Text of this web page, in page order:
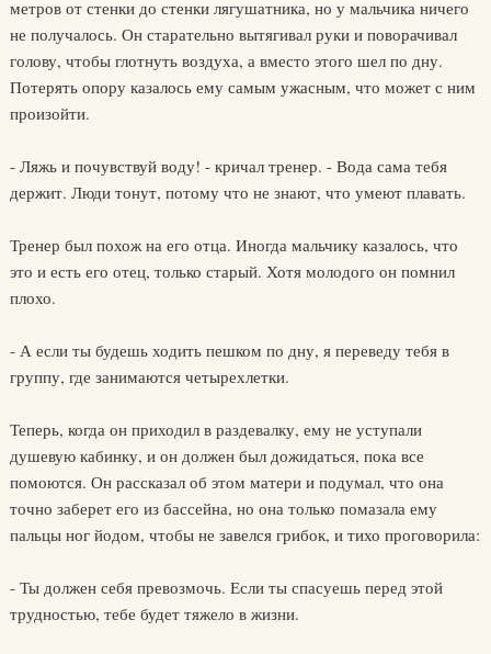
метров от стенки до стенки лягушатника, но у мальчика ничего
не получалось. Он старательно вытягивал руки и поворачивал
голову, чтобы глотнуть воздуха, а вместо этого шел по дну.
Потерять опору казалось ему самым ужасным, что может с ним
произойти.
- Ляжь и почувствуй воду! - кричал тренер. - Вода сама тебя
держит. Люди тонут, потому что не знают, что умеют плавать.
Тренер был похож на его отца. Иногда мальчику казалось, что
это и есть его отец, только старый. Хотя молодого он помнил
плохо.
- А если ты будешь ходить пешком по дну, я переведу тебя в
группу, где занимаются четырехлетки.
Теперь, когда он приходил в раздевалку, ему не уступали
душевую кабинку, и он должен был дожидаться, пока все
помоются. Он рассказал об этом матери и подумал, что она
точно заберет его из бассейна, но она только помазала ему
пальцы ног йодом, чтобы не завелся грибок, и тихо проговорила:
- Ты должен себя превозмочь. Если ты спасуешь перед этой
трудностью, тебе будет тяжело в жизни.